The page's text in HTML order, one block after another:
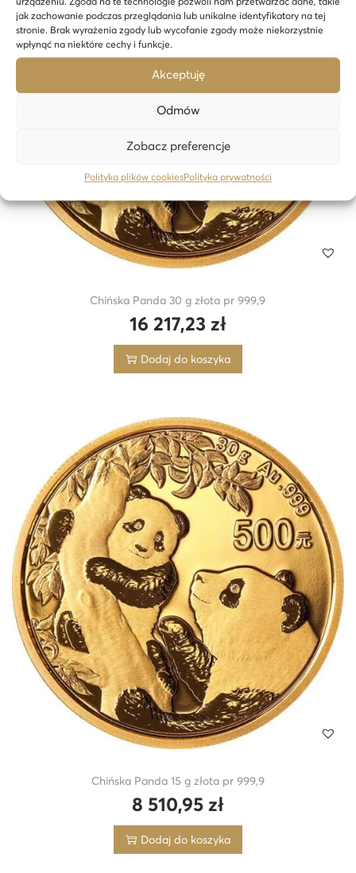
jak zachowanie podczas przeglądania lub unikalne identyfikatory na tej
stronie. Brak wyrażenia zgody lub wycofanie zgody może niekorzystnie
wpłynąć na niektóre cechy i funkcje.
Akceptuję
Odmów
Zobacz preferencje
Polityka plików cookiesPolityka prywatności
Chińska Panda 30 g złota pr 999,9
16 217,23 zł
Dodaj do koszyka
Chińska Panda 15 g złota pr 999,9
8 510,95 zł
Dodaj do koszyka